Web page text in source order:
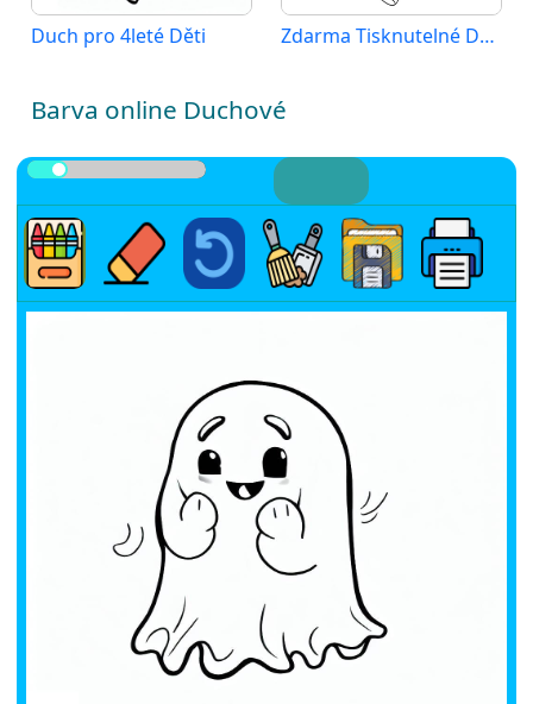
Duch pro 4leté Děti Zdarma Tisknutelné Duch
Barva online Duchové